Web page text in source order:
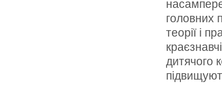
головних
теорії і
дитячого